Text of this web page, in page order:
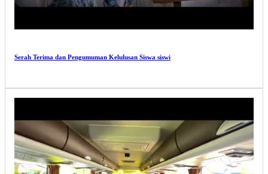
Serah Terima dan Pengumuman Kelulusan Siswa siswi